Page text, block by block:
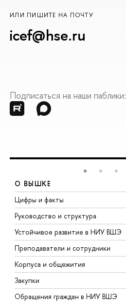
ИЛИ ПИШИТЕ НА ПОЧТУ
icef@hse.ru
Подписаться на наши паблики:
О ВЫШКЕ
Цифры и факты
Руководство и структура
Устойчивое развитие в НИУ ВШЭ
Преподаватели и сотрудники
Корпуса и общежития
Закупки
Обращения граждан в НИУ ВШЭ